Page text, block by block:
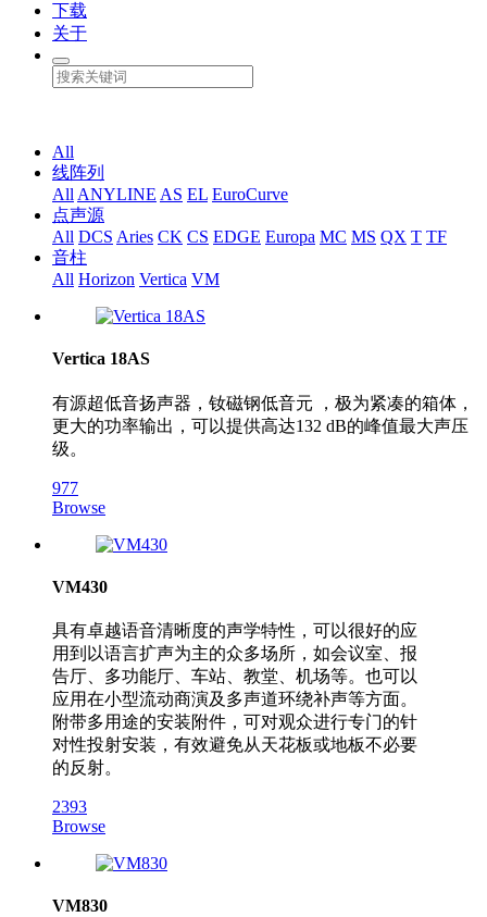
下载
关于
All
线阵列
All ANYLINE AS EL EuroCurve
点声源
All DCS Aries CK CS EDGE Europa MC MS QX T TF
音柱
All Horizon Vertica VM
Vertica 18AS
有源超低音扬声器，钕磁钢低音元 ，极为紧凑的箱体，
更大的功率输出，可以提供高达132 dB的峰值最大声压
级。
977
Browse
VM430
具有卓越语音清晰度的声学特性，可以很好的应
用到以语言扩声为主的众多场所，如会议室、报
告厅、多功能厅、车站、教堂、机场等。也可以
应用在小型流动商演及多声道环绕补声等方面。
附带多用途的安装附件，可对观众进行专门的针
对性投射安装，有效避免从天花板或地板不必要
的反射。
2393
Browse
VM830